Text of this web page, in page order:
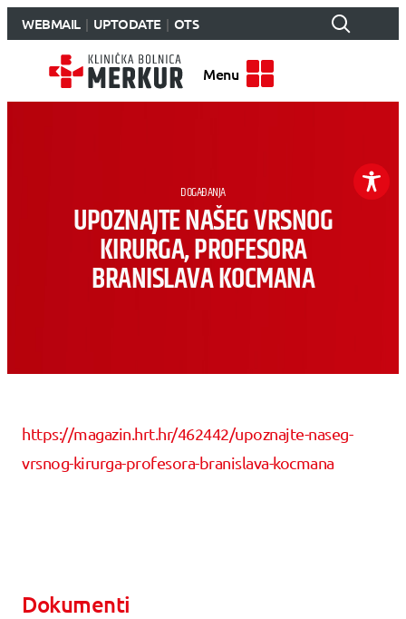
WEBMAIL UPTODATE OTS
Menu
DOGAĐANJA
UPOZNAJTE NAŠEG VRSNOG
KIRURGA, PROFESORA
BRANISLAVA KOCMANA
https://magazin.hrt.hr/462442/upoznajte-naseg-
vrsnog-kirurga-profesora-branislava-kocmana
Dokumenti